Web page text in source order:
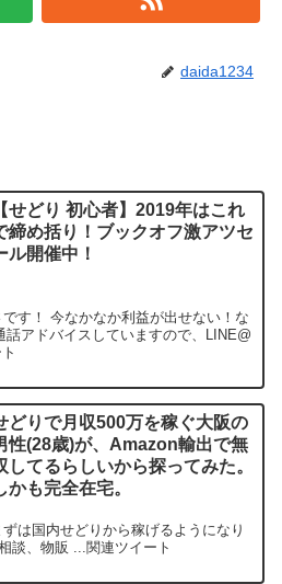
daida1234
【せどり 初心者】2019年はこれ
締め括り！ブックオフ激アツセ
ル開催中！
す！ 今なかなか利益が出せない！な
話アドバイスしていますので、LINE@
どりで月収500万を稼ぐ大阪の
性(28歳)が、Amazon輸出で無
してるらしいから探ってみた。
かも完全在宅。
は国内せどりから稼げるようになり
談、物販 ...関連ツイート